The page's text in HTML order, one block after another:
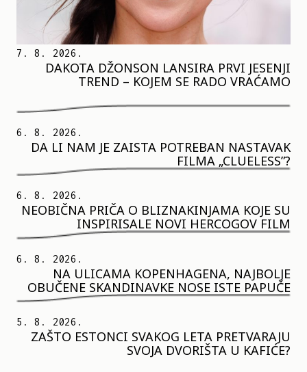
7. 8. 2026.
DAKOTA DŽONSON LANSIRA PRVI JESENJI
TREND – KOJEM SE RADO VRAĆAMO
6. 8. 2026.
DA LI NAM JE ZAISTA POTREBAN NASTAVAK
FILMA „CLUELESS”?
6. 8. 2026.
NEOBIČNA PRIČA O BLIZNAKINJAMA KOJE SU
INSPIRISALE NOVI HERCOGOV FILM
6. 8. 2026.
NA ULICAMA KOPENHAGENA, NAJBOLJE
OBUČENE SKANDINAVKE NOSE ISTE PAPUČE
5. 8. 2026.
ZAŠTO ESTONCI SVAKOG LETA PRETVARAJU
SVOJA DVORIŠTA U KAFIĆE?